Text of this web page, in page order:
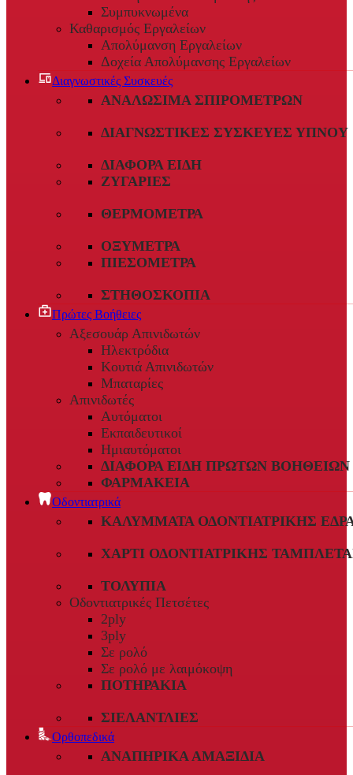
Συμπυκνωμένα
Καθαρισμός Εργαλείων
Απολύμανση Εργαλείων
Δοχεία Απολύμανσης Εργαλείων
Διαγνωστικές Συσκευές
ΑΝΑΛΏΣΙΜΑ ΣΠΙΡΟΜΈΤΡΩΝ
ΔΙΑΓΝΩΣΤΙΚΈΣ ΣΥΣΚΕΥΈΣ ΎΠΝΟΥ
ΔΙΆΦΟΡΑ ΕΊΔΗ
ΖΥΓΑΡΙΈΣ
ΘΕΡΜΌΜΕΤΡΑ
ΟΞΎΜΕΤΡΑ
ΠΙΕΣΌΜΕΤΡΑ
ΣΤΗΘΟΣΚΌΠΙΑ
Πρώτες Βοήθειες
Αξεσουάρ Απινιδωτών
Ηλεκτρόδια
Κουτιά Απινιδωτών
Μπαταρίες
Απινιδωτές
Αυτόματοι
Εκπαιδευτικοί
Ημιαυτόματοι
ΔΙΆΦΟΡΑ ΕΊΔΗ ΠΡΏΤΩΝ ΒΟΗΘΕΙΏΝ
ΦΑΡΜΑΚΕΊΑ
Οδοντιατρικά
ΚΑΛΎΜΜΑΤΑ ΟΔΟΝΤΙΑΤΡΙΚΉΣ
ΧΑΡΤΊ ΟΔΟΝΤΙΑΤΡΙΚΉΣ
ΤΟΛΎΠΙΑ
Οδοντιατρικές Πετσέτες
2ply
3ply
Σε ρολό
Σε ρολό με λαιμόκοψη
ΠΟΤΗΡΆΚΙΑ
ΣΙΕΛΑΝΤΛΊΕΣ
Ορθοπεδικά
ΑΝΑΠΗΡΙΚΆ ΑΜΑΞΊΔΙΑ